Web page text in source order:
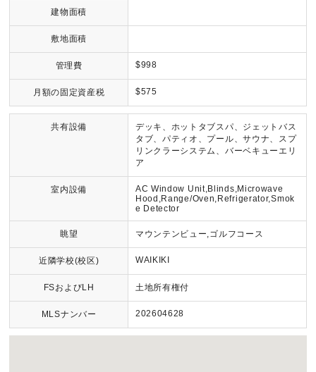
建物面積
敷地面積
管理費 $998
月額の固定資産税 $575
共有設備
デッキ、ホットタブスパ、ジェットバス
タブ、パティオ、プール、サウナ、スプ
リンクラーシステム、バーベキューエリ
ア
室内設備
AC Window Unit,Blinds,Microwave
Hood,Range/Oven,Refrigerator,Smok
e Detector
眺望 マウンテンビュー,ゴルフコース
近隣学校(校区) WAIKIKI
FSおよびLH 土地所有権付
MLSナンバー 202604628